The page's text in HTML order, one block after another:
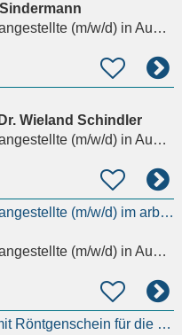
(m/w/d)in Augsburg, Lechhausen
Wieland Schindler
(m/w/d)in Augsburg, Lechhausen
Medizinische Fachangestellte (m/w/d) im arbeitsmedizinischen Zentrum Augsburg
(m/w/d)in Augsburg
MFA / Arzthelferin mit Röntgenschein für die Strahlentherapie (m/w/d)